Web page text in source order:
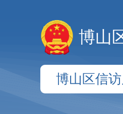
博山
博山区信